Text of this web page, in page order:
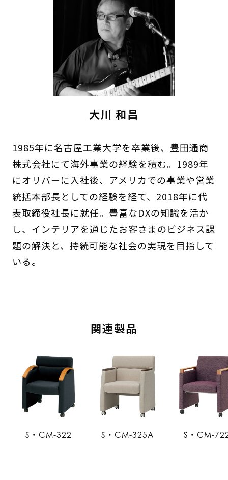
大川 和昌
1985年に名古屋工業大学を卒業後、豊田通商
株式会社にて海外事業の経験を積む。1989年
にオリバーに入社後、アメリカでの事業や営業
統括本部長としての経験を経て、2018年に代
表取締役社長に就任。豊富なDXの知識を活か
し、インテリアを通じたお客さまのビジネス課
題の解決と、持続可能な社会の実現を目指して
いる。
関連製品
S・CM-322 S・CM-325A S・CM-